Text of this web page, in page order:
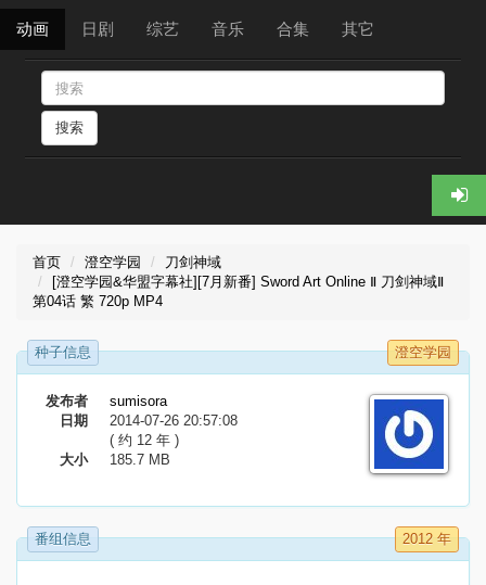
动画 日剧 综艺 音乐 合集 其它
搜索
首页 澄空学园
刀剑神域
[澄空学园&华盟字幕社][7月新番] Sword Art Online Ⅱ 刀剑神域Ⅱ
第04话 繁 720p MP4
种子信息 澄空学园
发布者
sumisora
日期
2014-07-26 20:57:08
( 约 12 年 )
大小
185.7 MB
番组信息 2012 年